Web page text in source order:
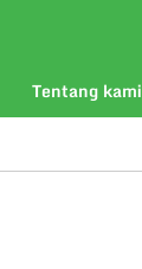
Tentang kami